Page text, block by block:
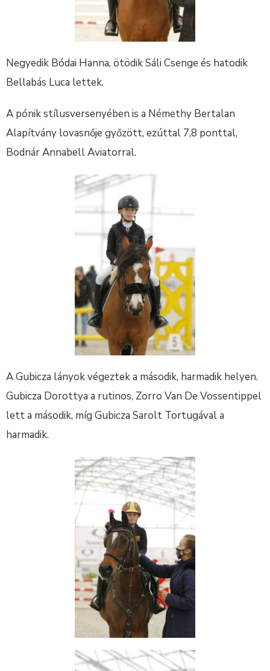
Negyedik Bódai Hanna, ötödik Sáli Csenge és hatodik
Bellabás Luca lettek.
A pónik stílusversenyében is a Némethy Bertalan
Alapítvány lovasnője győzött, ezúttal 7,8 ponttal,
Bodnár Annabell Aviatorral.
A Gubicza lányok végeztek a második, harmadik helyen.
Gubicza Dorottya a rutinos, Zorro Van De Vossentippel
lett a második, míg Gubicza Sarolt Tortugával a
harmadik.